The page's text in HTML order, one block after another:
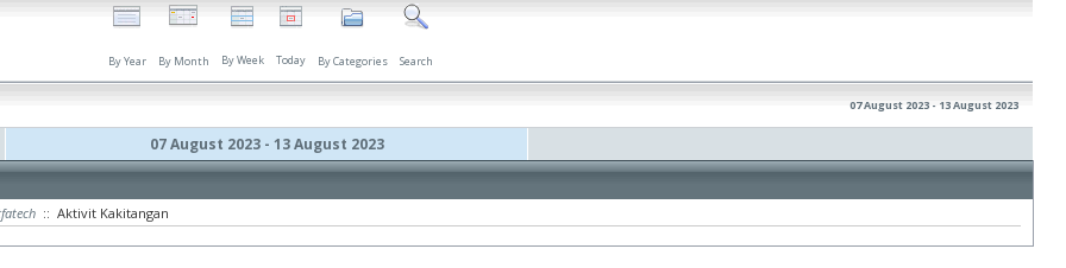
By Year By Month By Week Today By Categories Search
07 August 2023 - 13 August 2023
07 August 2023 - 13 August 2023
:: Aktivit Kakitangan